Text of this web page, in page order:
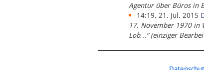
Agentur über Büros in
14:19, 21. Jul. 2015
17. November 1970 in
Lob…“ (einziger